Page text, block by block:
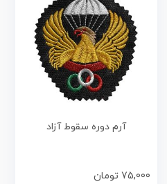
آرم دوره سقوط آزاد
75,000 تومان